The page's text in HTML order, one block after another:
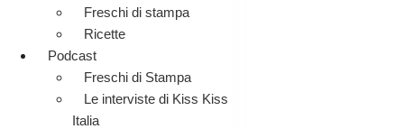
Freschi di stampa
Ricette
Podcast
Freschi di Stampa
Le interviste di Kiss Kiss
Italia